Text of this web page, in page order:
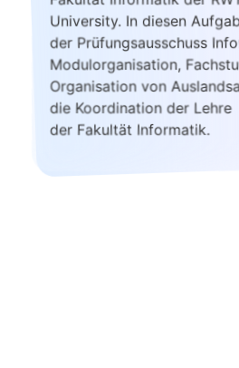
University. In diesen
der Prüfungsausschuss
Modulorganisation,
Organisation von
die Koordination der Lehre
der Fakultät Informatik.